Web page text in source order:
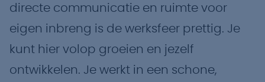
directe communicatie en ruimte voor
eigen inbreng is de werksfeer prettig. Je
kunt hier volop groeien en jezelf
ontwikkelen. Je werkt in een schone,